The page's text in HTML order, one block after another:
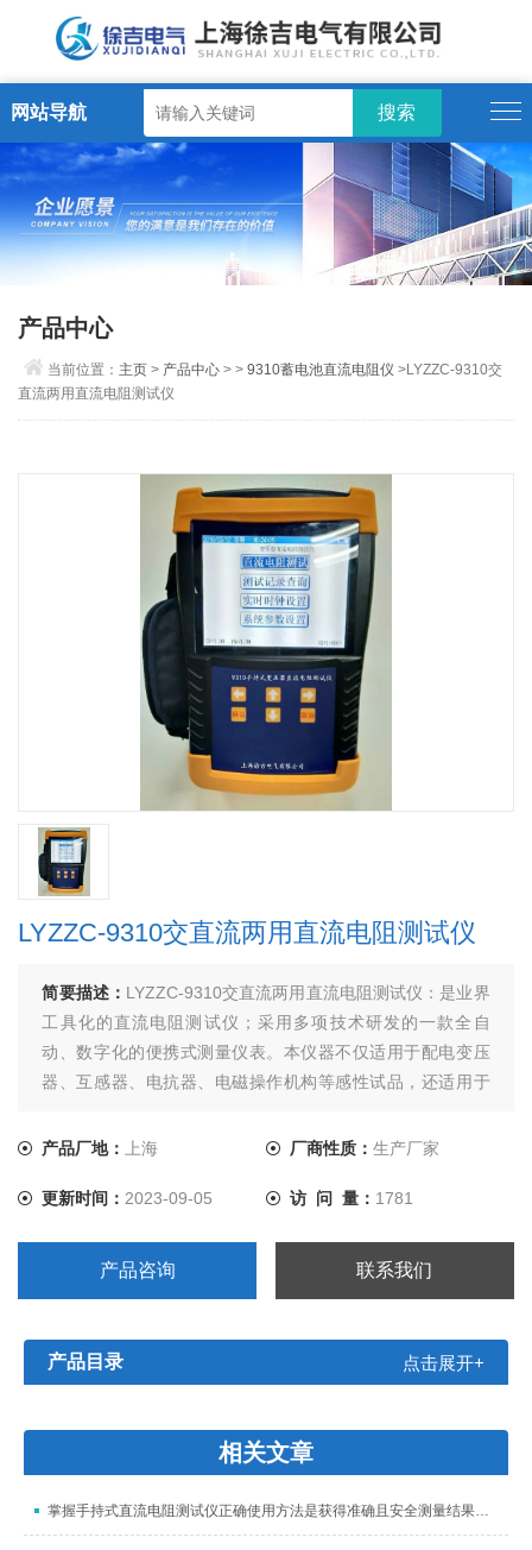
网站导航
产品中心
当前位置： 主页 > 产品中心 > >9310蓄电池直流电阻仪 >LYZZC-9310交
直流两用直流电阻测试仪
LYZZC-9310交直流两用直流电阻测试仪
简要描述： LYZZC-9310交直流两用直流电阻测试仪：是业界
工具化的直流电阻测试仪；采用多项技术研发的一款全自
动、数字化的便携式测量仪表。本仪器不仅适用于配电变压
器、互感器、电抗器、电磁操作机构等感性试品，还适用于
器、非晶合金变压器，由于低压线圈采用铜箔绕制，电阻值
难题。
产品厂地：上海 厂商性质： 生产厂家
更新时间：2023-09-05 访 问 量： 1781
产品咨询 联系我们
产品目录 点击展开+
相关文章
掌握手持式直流电阻测试仪正确使用方法是获得准确且安全测量结果的关键